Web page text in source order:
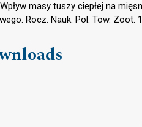
masy tuszy ciepłej na
Rocz. Nauk. Pol. Tow. Zoot.